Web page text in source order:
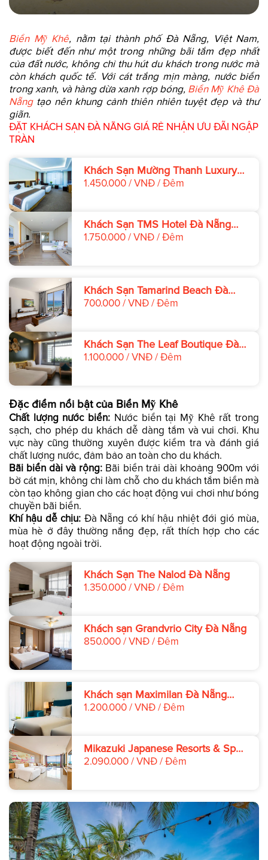
Biển Mỹ Khê, nằm tại thành phố Đà Nẵng, Việt Nam,
được biết đến như một trong những bãi tắm đẹp nhất
của đất nước, không chỉ thu hút du khách trong nước mà
còn khách quốc tế. Với cát trắng mịn màng, nước biển
trong xanh, và hàng dừa xanh rợp bóng, Biển Mỹ Khê Đà
Nẵngtạo nên khung cảnh thiên nhiên tuyệt đẹp và thư
giãn.
ĐẶT KHÁCH SẠN ĐÀ NẴNG GIÁ RẺ NHẬN ƯU ĐÃI NGẬP
TRÀN
Khách Sạn Mường Thanh Luxury
Đà Nẵng
1.450.000 / VNĐ / Đêm
Khách Sạn TMS Hotel Đà Nẵng
Beach
1.750.000 / VNĐ / Đêm
Khách Sạn Tamarind Beach Đà
Nẵng
700.000 / VNĐ / Đêm
Khách Sạn The Leaf Boutique Đà
Nẵng
1.100.000 / VNĐ / Đêm
Đặc điểm nổi bật của Biển Mỹ Khê
Chất lượng nước biển: Nước biển tại Mỹ Khê rất trong
sạch, cho phép du khách dễ dàng tắm và vui chơi. Khu
vực này cũng thường xuyên được kiểm tra và đánh giá
chất lượng nước, đảm bảo an toàn cho du khách.
Bãi biển dài và rộng: Bãi biển trải dài khoảng 900m với
bờ cát mịn, không chỉ làm chỗ cho du khách tắm biển mà
còn tạo không gian cho các hoạt động vui chơi như bóng
chuyền bãi biển.
Khí hậu dễ chịu: Đà Nẵng có khí hậu nhiệt đới gió mùa,
mùa hè ở đây thường nắng đẹp, rất thích hợp cho các
hoạt động ngoài trời.
Khách Sạn The Nalod Đà Nẵng
1.350.000 / VNĐ / Đêm
Khách sạn Grandvrio City Đà Nẵng
850.000 / VNĐ / Đêm
Khách sạn Maximilan Đà Nẵng
Beach
1.200.000 / VNĐ / Đêm
Mikazuki Japanese Resorts & Spa
Đà Nẵng
2.090.000 / VNĐ / Đêm